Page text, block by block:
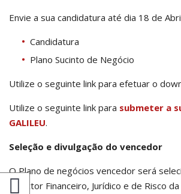
Envie a sua candidatura até dia 18 de
Candidatura
Plano Sucinto de Negócio
Utilize o seguinte link para efetuar o
Utilize o seguinte link para submeter a
GALILEU.
Seleção e divulgação do vencedor
O Plano de negócios vencedor será
Director Financeiro, Jurídico e de Risco